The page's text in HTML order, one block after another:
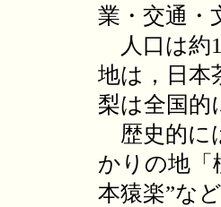
業・交通・
人口は約
地は，日本
梨は全国的
歴史的に
かりの地「
本猿楽”な